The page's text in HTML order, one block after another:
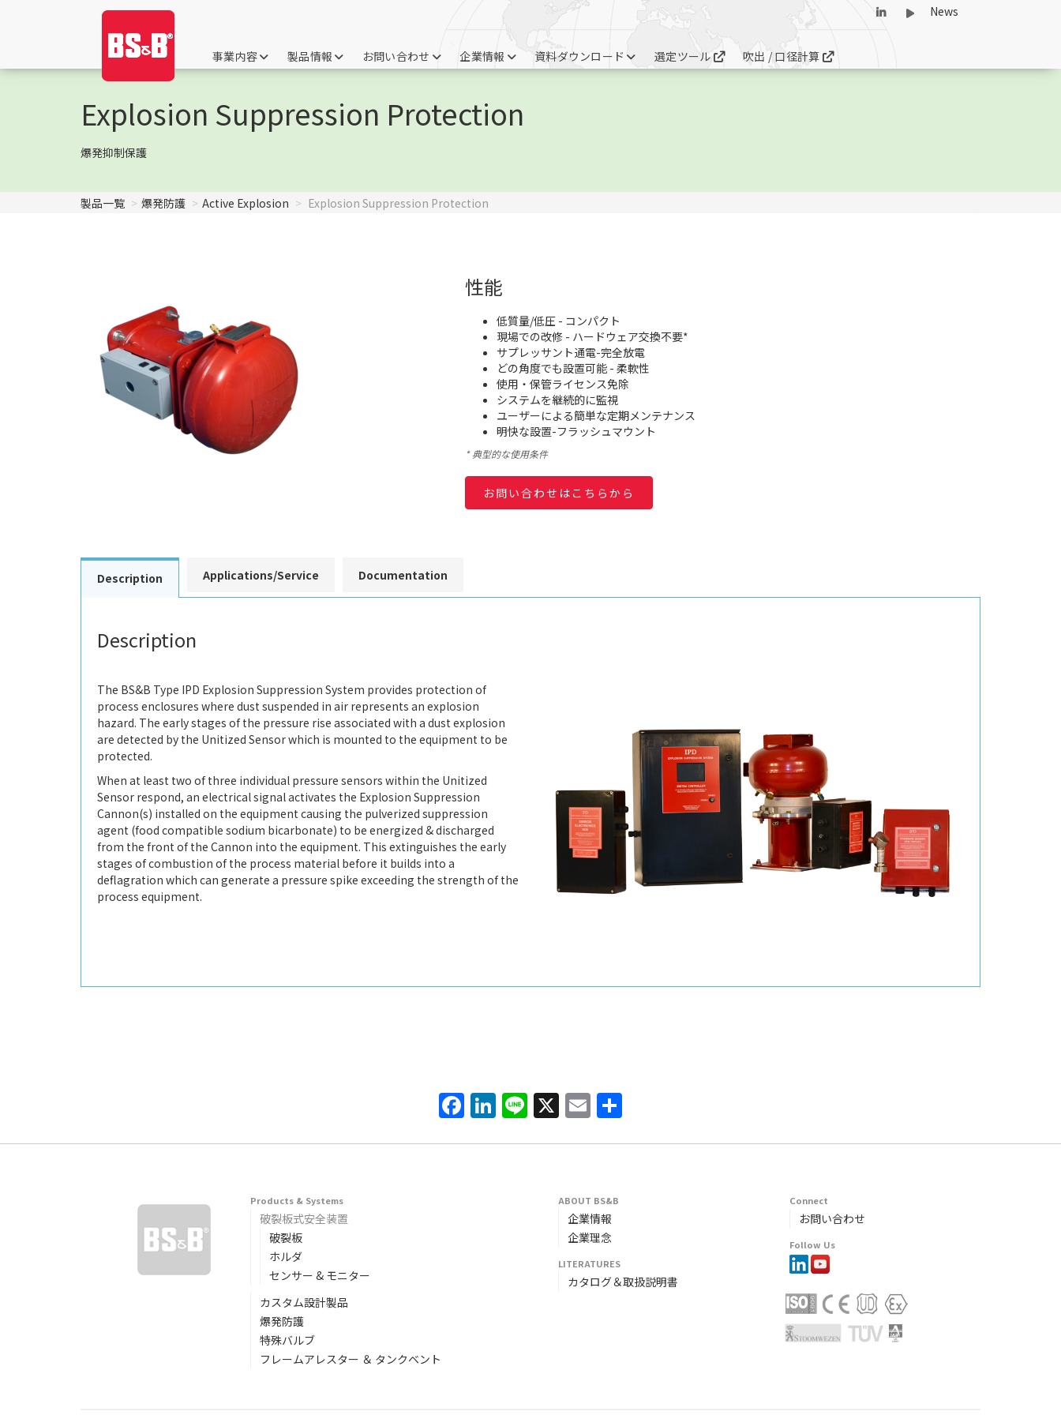
News
事業内容 製品情報 お問い合わせ 企業情報 資料ダウンロード 選定ツール 吹出 / 口径計算
Explosion Suppression Protection
爆発抑制保護
製品一覧 爆発防護 Active Explosion Explosion Suppression Protection
性能
低質量/低圧 - コンパクト
現場での改修 - ハードウェア交換不要*
サプレッサント通電-完全放電
どの角度でも設置可能 - 柔軟性
使用・保管ライセンス免除
システムを継続的に監視
ユーザーによる簡単な定期メンテナンス
明快な設置-フラッシュマウント
* 典型的な使用条件
お問い合わせはこちらから
Description
Description
The BS&B Type IPD Explosion Suppression System provides protection of
process enclosures where dust suspended in air represents an explosion
hazard. The early stages of the pressure rise associated with a dust explosion
are detected by the Unitized Sensor which is mounted to the equipment to be
protected.
When at least two of three individual pressure sensors within the Unitized
Sensor respond, an electrical signal activates the Explosion Suppression
Cannon(s) installed on the equipment causing the pulverized suppression
agent (food compatible sodium bicarbonate) to be energized & discharged
from the front of the Cannon into the equipment. This extinguishes the early
stages of combustion of the process material before it builds into a
deflagration which can generate a pressure spike exceeding the strength of the
process equipment.
Applications/Service Documentation
Facebook
LinkedIn
Line
X Email
Products & Systems
破裂板式安全装置
破裂板
ホルダ
センサー & モニター
カスタム設計製品
爆発防護
特殊バルブ
フレームアレスター ＆ タンクベント
ABOUT BS&B
企業情報
企業理念
LITERATURES
カタログ＆取扱説明書
Connect
お問い合わせ
Follow Us